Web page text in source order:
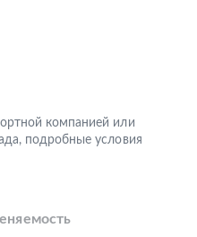
компанией или
подробные условия